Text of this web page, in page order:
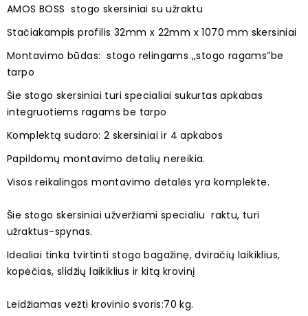
AMOS BOSS stogo skersiniai su užraktu
Stačiakampis profilis 32mm x 22mm x 1070 mm skersiniai
Montavimo būdas: stogo relingams ,,stogo ragams”be
tarpo
Šie stogo skersiniai turi specialiai sukurtas apkabas
integruotiems ragams be tarpo
Komplektą sudaro: 2 skersiniai ir 4 apkabos
Papildomų montavimo detalių nereikia.
Visos reikalingos montavimo detalės yra komplekte.
Šie stogo skersiniai užveržiami specialiu raktu, turi
užraktus-spynas.
Idealiai tinka tvirtinti stogo bagažinę, dviračių laikiklius,
kopėčias, slidžių laikiklius ir kitą krovinį
Leidžiamas vežti krovinio svoris:70 kg.